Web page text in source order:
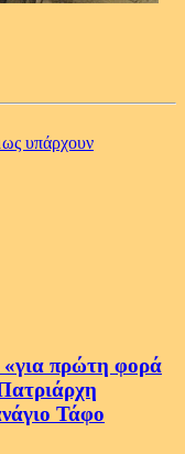
υπάρχουν
«για πρώτη φορά
Τάφο